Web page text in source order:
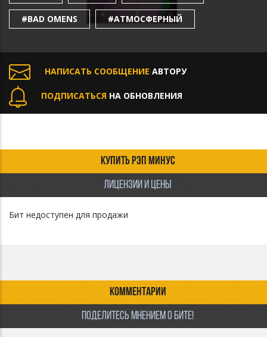
#BAD OMENS #АТМОСФЕРНЫЙ
НАПИСАТЬ СООБЩЕНИЕ АВТОРУ
ПОДПИСАТЬСЯ НА ОБНОВЛЕНИЯ
КУПИТЬ РЭП МИНУС
ЛИЦЕНЗИИ И ЦЕНЫ
Бит недоступен для продажи
КОММЕНТАРИИ
ПОДЕЛИТЕСЬ МНЕНИЕМ О БИТЕ!